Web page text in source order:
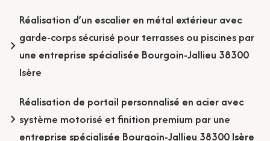
Réalisation d’un escalier en métal extérieur avec
garde-corps sécurisé pour terrasses ou piscines par
une entreprise spécialisée Bourgoin-Jallieu 38300
Isère
Réalisation de portail personnalisé en acier avec
système motorisé et finition premium par une
entreprise spécialisée Bourgoin-Jallieu 38300 Isère